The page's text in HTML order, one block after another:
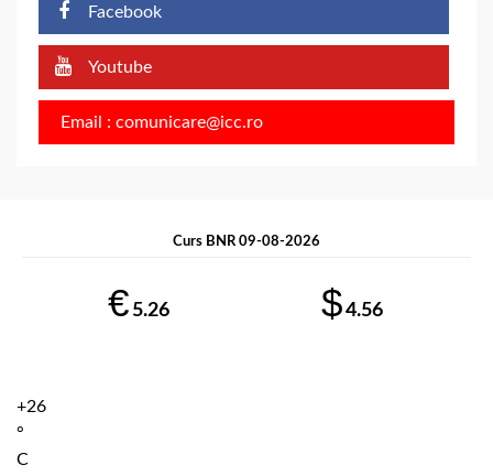
Facebook
Youtube
Email : comunicare@icc.ro
Curs BNR 09-08-2026
€ 5.26 $4.56
+26
°
C